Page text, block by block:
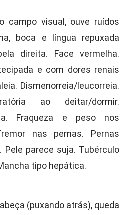
campo visual, ouve ruídos
boca e língua repuxada
direita. Face vermelha.
e com dores renais
Dismenorreia/leucorreia.
ao deitar/dormir.
Fraqueza e peso nos
nas pernas. Pernas
Pele parece suja. Tubérculo
tipo hepática.
(puxando atrás), queda